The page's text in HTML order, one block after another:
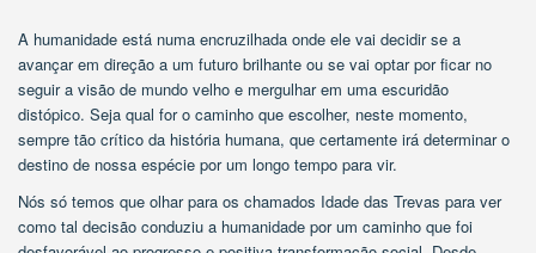
A humanidade está numa encruzilhada onde ele vai decidir se a
avançar em direção a um futuro brilhante ou se vai optar por ficar no
seguir a visão de mundo velho e mergulhar em uma escuridão
distópico. Seja qual for o caminho que escolher, neste momento,
sempre tão crítico da história humana, que certamente irá determinar o
destino de nossa espécie por um longo tempo para vir.
Nós só temos que olhar para os chamados Idade das Trevas para ver
como tal decisão conduziu a humanidade por um caminho que foi